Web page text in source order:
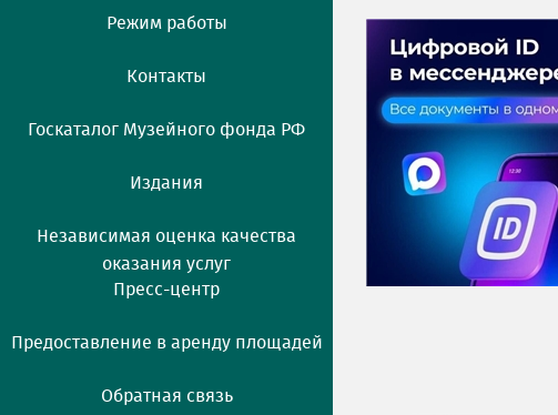
Режим работы
Контакты
Госкаталог Музейного фонда РФ
Издания
Независимая оценка качества
оказания услуг
Пресс-центр
Предоставление в аренду площадей
Обратная связь